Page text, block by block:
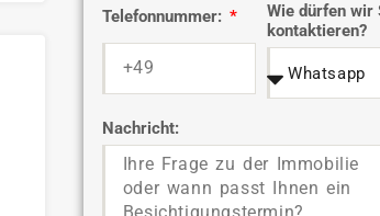
Telefonnummer:
Wie dürfen wir
kontaktieren?
Nachricht: